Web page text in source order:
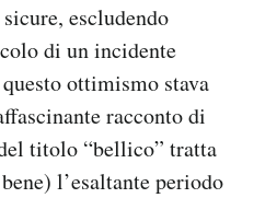
escludendo
di un incidente
ottimismo stava
racconto di
titolo “bellico” tratta
l’esaltante periodo